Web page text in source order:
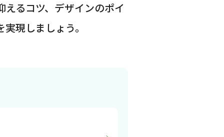
るコツ、デザインのポイ
現しましょう。